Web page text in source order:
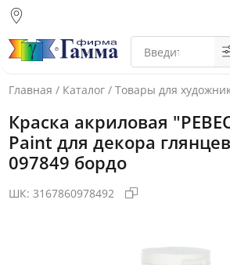
склад)
Санкт-Петербург
Екатеринбург
Главная / Каталог / Товары для
Краска акриловая
Paint для декора
097849 бордо
ШК: 3167860978492